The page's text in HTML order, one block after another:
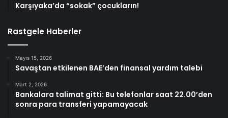
Karşıyaka’da “sokak” çocukların!
Rastgele Haberler
Mayıs 15, 2026
Savaştan etkilenen BAE’den finansal yardım talebi
Mart 2, 2026
Bankalara talimat gitti: Bu telefonlar saat 22.00’den
sonra para transferi yapamayacak